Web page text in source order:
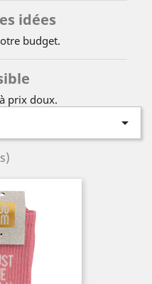
idées
budget.
prix doux.
